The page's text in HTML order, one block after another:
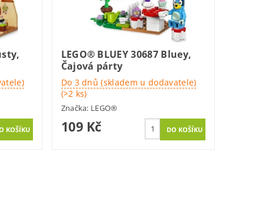
LEGO® BLUEY 30687 Bluey,
Čajová párty
Do 3 dnů (skladem u dodavatele)
(>2 ks)
Značka: LEGO®
109 Kč